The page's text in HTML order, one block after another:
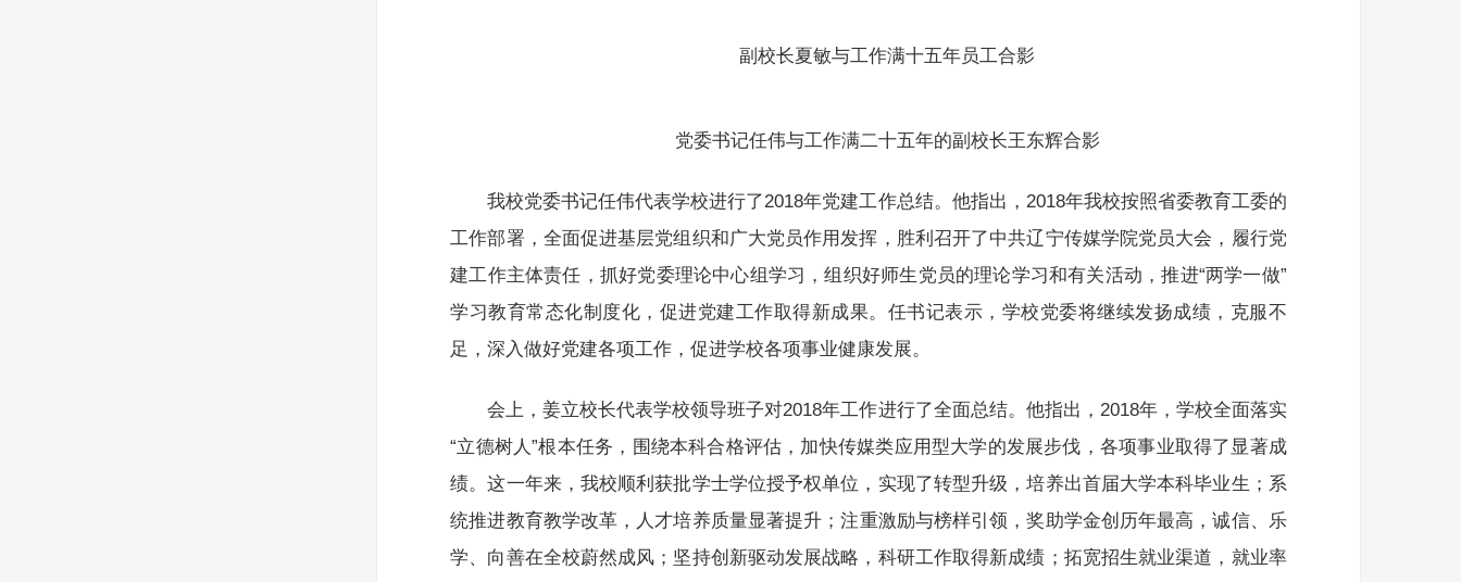
副校长夏敏与工作满十五年员工合影
党委书记任伟与工作满二十五年的副校长王东辉合影
我校党委书记任伟代表学校进行了2018年党建工作总结。他指出，2018年我校按照省委教育工委的
工作部署，全面促进基层党组织和广大党员作用发挥，胜利召开了中共辽宁传媒学院党员大会，履行党
建工作主体责任，抓好党委理论中心组学习，组织好师生党员的理论学习和有关活动，推进“两学一做”
学习教育常态化制度化，促进党建工作取得新成果。任书记表示，学校党委将继续发扬成绩，克服不
足，深入做好党建各项工作，促进学校各项事业健康发展。
会上，姜立校长代表学校领导班子对2018年工作进行了全面总结。他指出，2018年，学校全面落实
“立德树人”根本任务，围绕本科合格评估，加快传媒类应用型大学的发展步伐，各项事业取得了显著成
绩。这一年来，我校顺利获批学士学位授予权单位，实现了转型升级，培养出首届大学本科毕业生；系
统推进教育教学改革，人才培养质量显著提升；注重激励与榜样引领，奖助学金创历年最高，诚信、乐
学、向善在全校蔚然成风；坚持创新驱动发展战略，科研工作取得新成绩；拓宽招生就业渠道，就业率